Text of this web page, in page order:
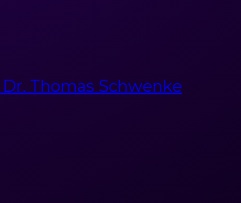
Thomas Schwenke